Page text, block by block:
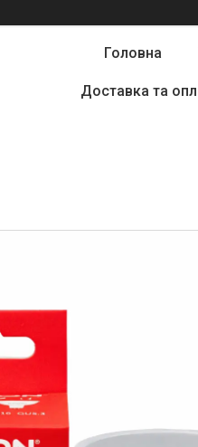
Головна
Доставка та